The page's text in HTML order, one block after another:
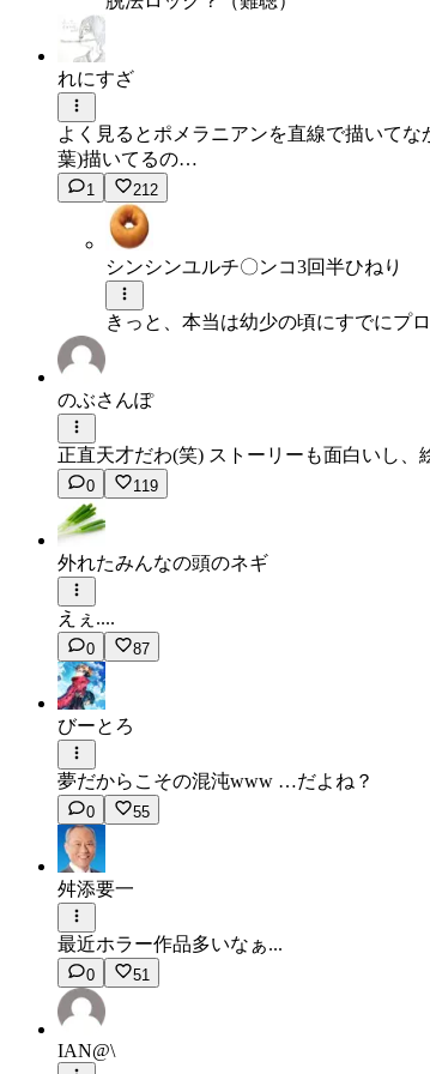
れにすざ
よく見るとポメラニアンを直線で描いて
葉)描いてるの…
1 212
シンシンユルチ〇ンコ3回半ひねり
きっと、本当は幼少の頃にすでにプ
のぶさんぽ
正直天才だわ(笑) ストーリーも面白いし
0 119
外れたみんなの頭のネギ
えぇ....
0 87
びーとろ
夢だからこその混沌www …だよね？
0 55
舛添要一
最近ホラー作品多いなぁ...
0 51
IAN@\